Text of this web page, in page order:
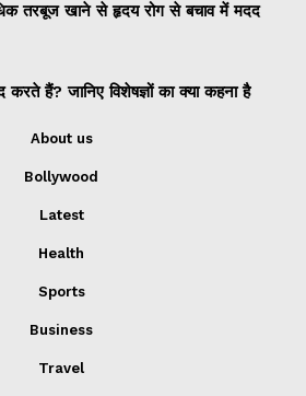
तरबूज खाने से हृदय रोग से बचाव में मदद
हैं? जानिए विशेषज्ञों का क्या कहना है
About us
Bollywood
Latest
Health
Sports
Business
Travel